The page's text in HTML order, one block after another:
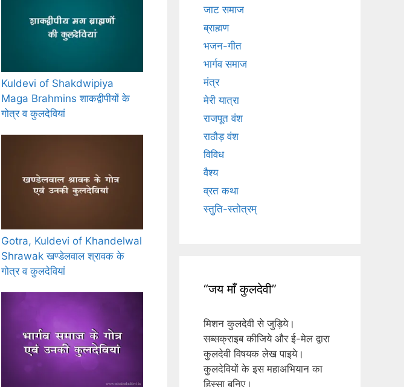
Kuldevi of Shakdwipiya
Maga Brahmins शाकद्वीपीयों के
गोत्र व कुलदेवियां
Gotra, Kuldevi of Khandelwal
Shrawak खण्डेलवाल श्रावक के
गोत्र व कुलदेवियां
जाट समाज
ब्राह्मण
भजन-गीत
भार्गव समाज
मंत्र
मेरी यात्रा
राजपूत वंश
राठौड़ वंश
विविध
वैश्य
व्रत कथा
स्तुति-स्तोत्रम्
“जय माँ कुलदेवी”
मिशन कुलदेवी से जुड़िये।
सब्सक्राइब कीजिये और ई-मेल द्वारा
कुलदेवी विषयक लेख पाइये।
कुलदेवियों के इस महाअभियान का
हिस्सा बनिए।